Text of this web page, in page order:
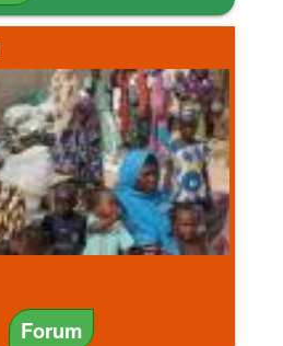
Forum